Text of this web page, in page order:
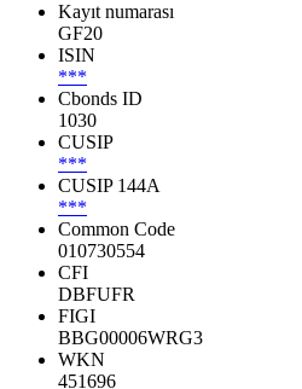
Kayıt numarası
GF20
ISIN
***
Cbonds ID
1030
CUSIP
***
CUSIP 144A
***
Common Code
010730554
CFI
DBFUFR
FIGI
BBG00006WRG3
WKN
451696